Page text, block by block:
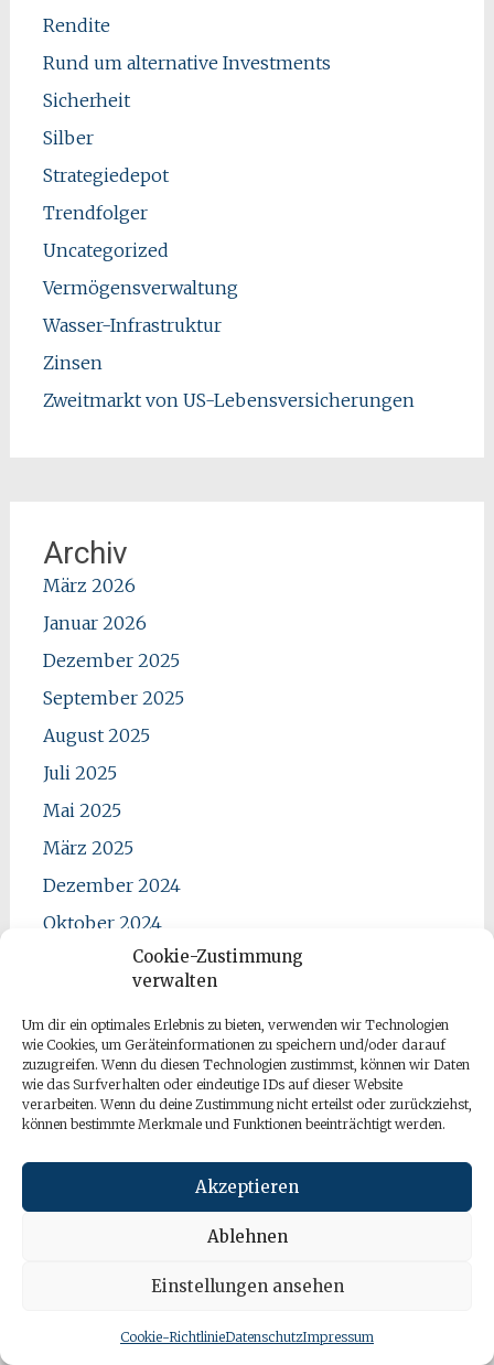
Cookie-Zustimmung
verwalten
Um dir ein optimales Erlebnis zu bieten, verwenden wir Technologien
wie Cookies, um Geräteinformationen zu speichern und/oder darauf
zuzugreifen. Wenn du diesen Technologien zustimmst, können wir Daten
wie das Surfverhalten oder eindeutige IDs auf dieser Website
verarbeiten. Wenn du deine Zustimmung nicht erteilst oder zurückziehst,
können bestimmte Merkmale und Funktionen beeinträchtigt werden.
Akzeptieren
Ablehnen
Einstellungen ansehen
Cookie-RichtlinieDatenschutzImpressum
Rendite
Rund um alternative Investments
Sicherheit
Silber
Strategiedepot
Trendfolger
Uncategorized
Vermögensverwaltung
Wasser-Infrastruktur
Zinsen
Zweitmarkt von US-Lebensversicherungen
Archiv
März 2026
Januar 2026
Dezember 2025
September 2025
August 2025
Juli 2025
Mai 2025
März 2025
Dezember 2024
Oktober 2024
August 2024
Juni 2024
Mai 2024
März 2024
September 2023
Juni 2023